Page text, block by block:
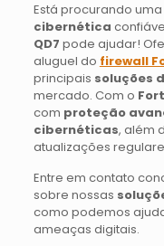
Está procurando uma
cibernética
QD7 pode ajudar!
aluguel do firewall
principais soluções
mercado. Com o
com proteção
cibernéticas, além
atualizações
Entre em contato
sobre nossas
como podemos
ameaças digitais.